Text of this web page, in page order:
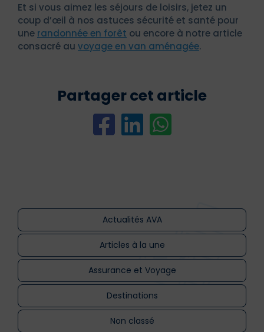
Et si vous aimez les séjours de loisirs, jetez un
coup d’œil à nos astuces sécurité et santé pour
une randonnée en forêt ou encore à notre article
consacré au voyage en van aménagée.
Partager cet article
Actualités AVA
Articles à la une
Assurance et Voyage
Destinations
Non classé